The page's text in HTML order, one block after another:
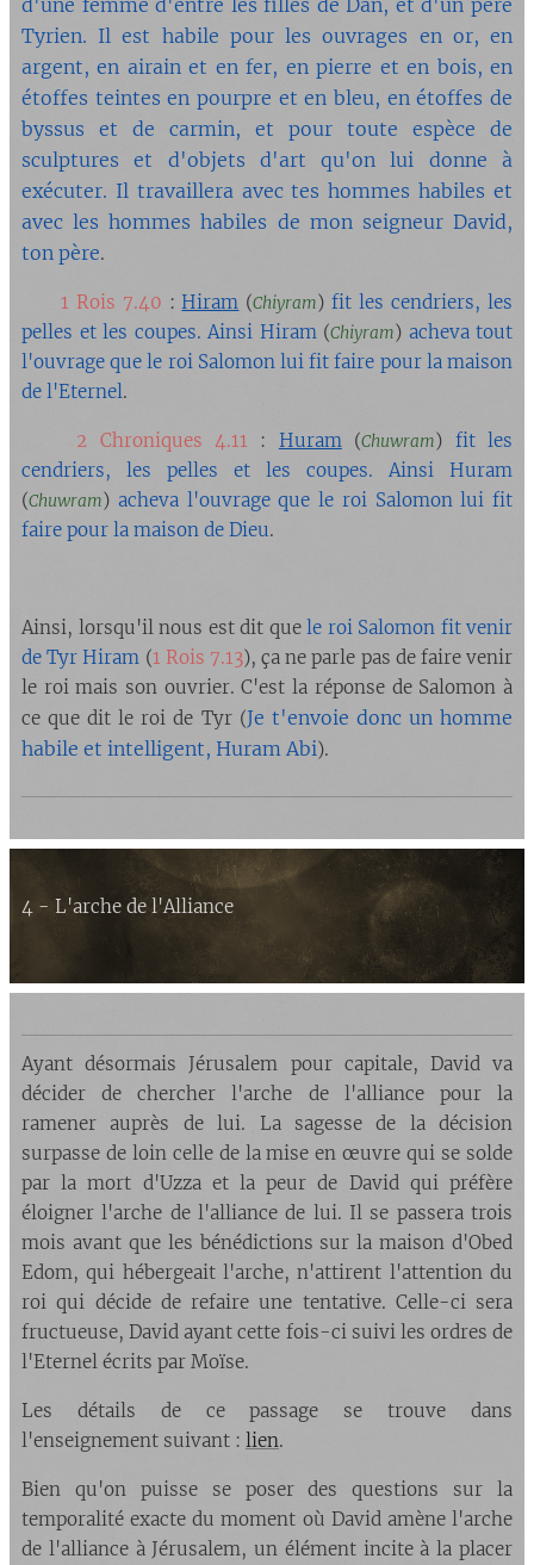
d'une femme d'entre les filles de Dan, et d'un père
Tyrien. Il est habile pour les ouvrages en or, en
argent, en airain et en fer, en pierre et en bois, en
étoffes teintes en pourpre et en bleu, en étoffes de
byssus et de carmin, et pour toute espèce de
sculptures et d'objets d'art qu'on lui donne à
exécuter. Il travaillera avec tes hommes habiles et
avec les hommes habiles de mon seigneur David,
ton père.
1 Rois 7.40 :Hiram (Chiyram)fit les cendriers, les
pelles et les coupes. Ainsi Hiram(Chiyram) acheva tout
l'ouvrage que le roi Salomon lui fit faire pour la maison
de l'Eternel.
2 Chroniques 4.11 : Huram (Chuwram) fit les
cendriers, les pelles et les coupes. Ainsi Huram
(Chuwram) acheva l'ouvrage que le roi Salomon lui fit
faire pour la maison de Dieu.
Ainsi, lorsqu'il nous est dit que le roi Salomon fit venir
de Tyr Hiram (1 Rois 7.13), ça ne parle pas de faire venir
le roi mais son ouvrier. C'est la réponse de Salomon à
ce que dit le roi de Tyr (Je t'envoie donc un homme
habile et intelligent, Huram Abi).
4 - L'arche de l'Alliance
Ayant désormais Jérusalem pour capitale, David va
décider de chercher l'arche de l'alliance pour la
ramener auprès de lui. La sagesse de la décision
surpasse de loin celle de la mise en œuvre qui se solde
par la mort d'Uzza et la peur de David qui préfère
éloigner l'arche de l'alliance de lui. Il se passera trois
mois avant que les bénédictions sur la maison d'Obed
Edom, qui hébergeait l'arche, n'attirent l'attention du
roi qui décide de refaire une tentative. Celle-ci sera
fructueuse, David ayant cette fois-ci suivi les ordres de
l'Eternel écrits par Moïse.
Les détails de ce passage se trouve dans
l'enseignement suivant : lien.
Bien qu'on puisse se poser des questions sur la
temporalité exacte du moment où David amène l'arche
de l'alliance à Jérusalem, un élément incite à la placer